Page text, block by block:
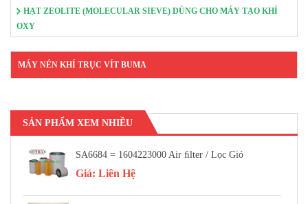
HẠT ZEOLITE (MOLECULAR SIEVE) DÙNG CHO MÁY TẠO KHÍ
OXY
MÁY NÉN KHÍ TRỤC VÍT BUMA
SẢN PHẨM XEM NHIỀU
SA6684 = 1604223000 Air FIlter / Lọc Gió
Giá: Liên Hệ